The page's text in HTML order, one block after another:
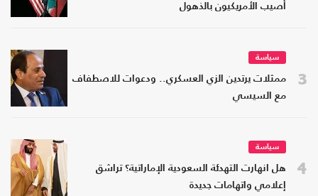
أصيب الأمريكيون بالذهول
3
سياسة
ممثلات يرتدين الزي العسكري.. ودعوات للاصطفاف
مع السيسي
4
سياسة
هل انهارت التهدئة السعودية الإماراتية؟ تراشق
إعلامي واتهامات جديدة